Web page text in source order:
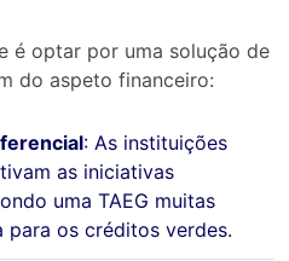
é optar por uma solução de
do aspeto financeiro:
: As instituições
as iniciativas
uma TAEG muitas
para os créditos verdes.